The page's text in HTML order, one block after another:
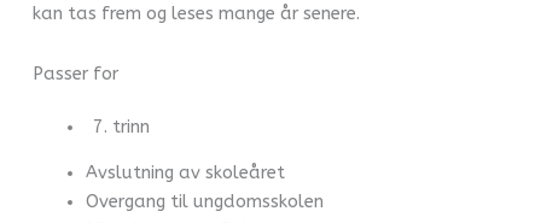
kan tas frem og leses mange år senere.
Passer for
trinn
Avslutning av skoleåret
Overgang til ungdomsskolen